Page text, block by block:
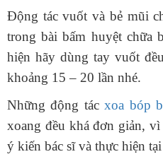
Động tác vuốt và bẻ mũi
trong bài bấm huyệt chữa
hiện hãy dùng tay vuốt
khoảng 15 – 20 lần nhé.
Những động tácxoa bóp
xoang đều khá đơn giản,
ý kiến bác sĩ và thực hiện